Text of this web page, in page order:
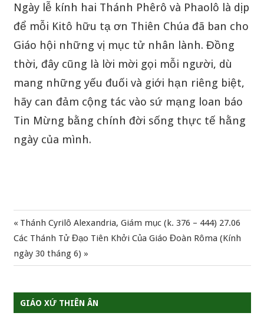
GIÁO XỨ THIÊN ÂN
Ngày lễ kính hai Thánh Phêrô và Phaolô là dịp
để mỗi Kitô hữu tạ ơn Thiên Chúa đã ban cho
Giáo hội những vị mục tử nhân lành. Đồng
thời, đây cũng là lời mời gọi mỗi người, dù
mang những yếu đuối và giới hạn riêng biệt,
hãy can đảm cộng tác vào sứ mạng loan báo
Tin Mừng bằng chính đời sống thực tế hằng
ngày của mình.
Điều
hướng
viết
Previous
Post:
Thánh Cyrilô Alexandria, Giám mục (k. 376 – 444) 27.06
Next
Post:
Các Thánh Tử Đạo Tiên Khởi Của Giáo Đoàn Rôma (Kính
ngày 30 tháng 6)